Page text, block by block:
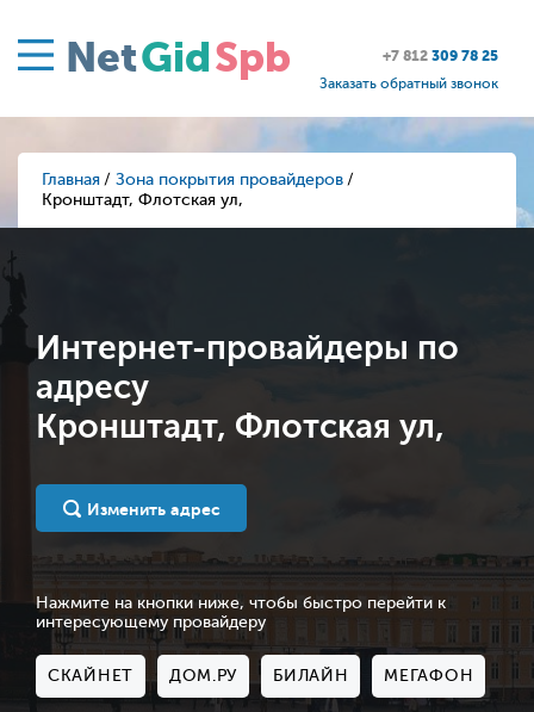
NetGidSpb +7 812 309 78 25
Заказать обратный звонок
Главная
Зона покрытия провайдеров
Кронштадт, Флотская ул,
Интернет-провайдеры по
адресу
Кронштадт, Флотская ул,
Изменить адрес
Нажмите на кнопки ниже, чтобы быстро перейти к
интересующему провайдеру
СКАЙНЕТ ДОМ.РУ БИЛАЙН МЕГАФОН